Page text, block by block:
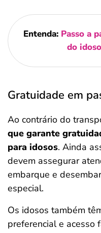
Entenda: Passo a
do
Gratuidade em
Ao contrário do
que garante
para idosos. Ainda
devem assegurar
embarque e
especial.
Os idosos também
preferencial e acesso